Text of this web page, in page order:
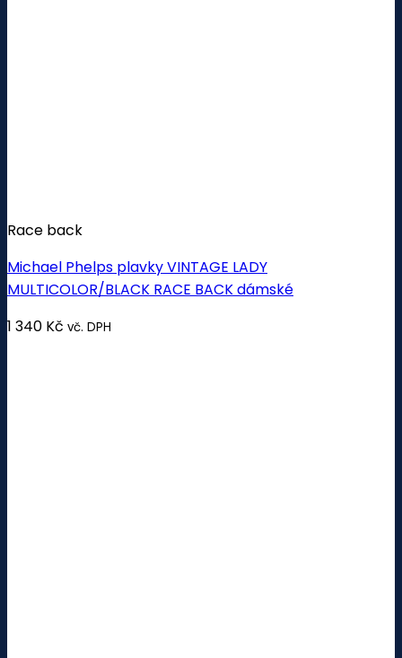
Race back
Michael Phelps plavky VINTAGE LADY
MULTICOLOR/BLACK RACE BACK dámské
1 340 Kč vč. DPH